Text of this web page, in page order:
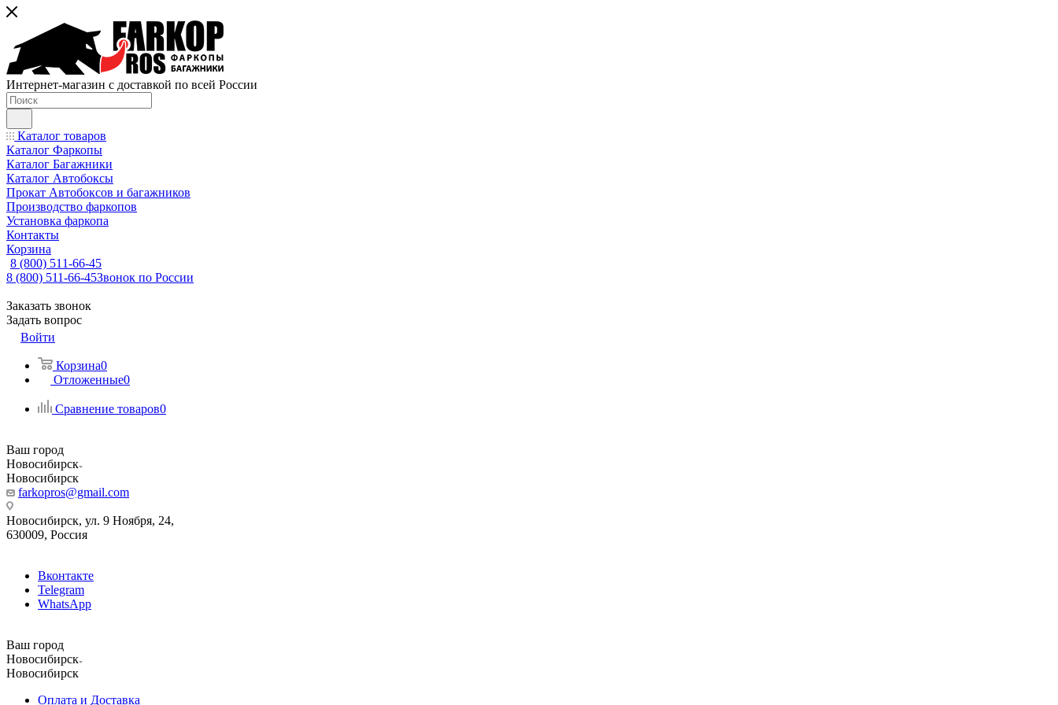
Интернет-магазин с доставкой по всей России
Каталог товаров
Каталог Фаркопы
Каталог Багажники
Каталог Автобоксы
Прокат Автобоксов и багажников
Производство фаркопов
Установка фаркопа
Контакты
Корзина
8 (800) 511-66-45
8 (800) 511-66-45Звонок по России
Заказать звонок
Задать вопрос
Войти
Корзина0
Отложенные0
Сравнение товаров0
Ваш город
Новосибирск
Новосибирск
farkopros@gmail.com
Новосибирск, ул. 9 Ноября, 24,
630009, Россия
Вконтакте
Telegram
WhatsApp
Ваш город
Новосибирск
Новосибирск
Оплата и Доставка